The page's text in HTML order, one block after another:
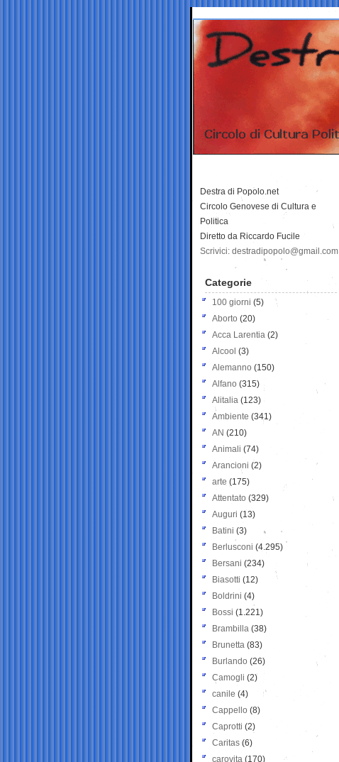
Destra di Popolo.net
Circolo Genovese di Cultura e
Politica
Diretto da Riccardo Fucile
Scrivici: destradipopolo@gmail.com
Categorie
100 giorni (5)
Aborto (20)
Acca Larentia (2)
Alcool (3)
Alemanno (150)
Alfano (315)
Alitalia (123)
Ambiente (341)
AN (210)
Animali (74)
Arancioni (2)
arte (175)
Attentato (329)
Auguri (13)
Batini (3)
Berlusconi (4.295)
Bersani (234)
Biasotti (12)
Boldrini (4)
Bossi (1.221)
Brambilla (38)
Brunetta (83)
Burlando (26)
Camogli (2)
canile (4)
Cappello (8)
Caprotti (2)
Caritas (6)
carovita (170)